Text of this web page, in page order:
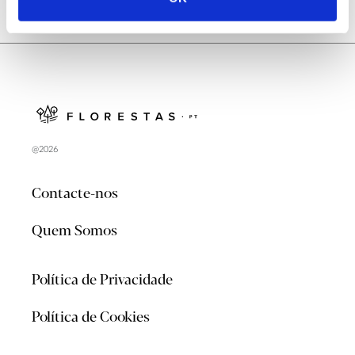
@2026
Contacte-nos
Quem Somos
Política de Privacidade
Política de Cookies